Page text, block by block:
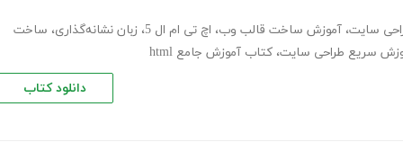
سایت، آموزش ساخت قالب وب، اچ تی ام ال 5 ، زبان نشانه‌گذاری، ساخت
سریع طراحی سایت، کتاب آموزش جامع html
دانلود کتاب